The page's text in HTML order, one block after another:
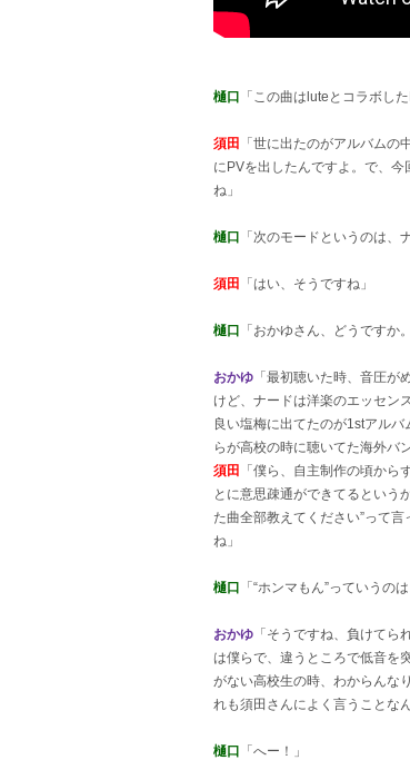
樋口 「この曲はluteとコラボし
須田 「世に出たのがアルバム
にPVを出したんですよ。で、
ね」
樋口 「次のモードというのは、
須田 「はい、そうですね」
樋口 「おかゆさん、どうですか。
おかゆ 「最初聴いた時、音圧
けど、ナードは洋楽のエッセン
良い塩梅に出てたのが1stアル
らが高校の時に聴いてた海外バ
須田 「僕ら、自主制作の頃か
とに意思疎通ができてるという
た曲全部教えてください”って
ね」
樋口 「“ホンマもん”っていうの
おかゆ 「そうですね、負けて
は僕らで、違うところで低音を
がない高校生の時、わからんな
れも須田さんによく言うことな
樋口 「へー！」